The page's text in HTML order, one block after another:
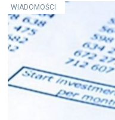
WIADOMOŚCI